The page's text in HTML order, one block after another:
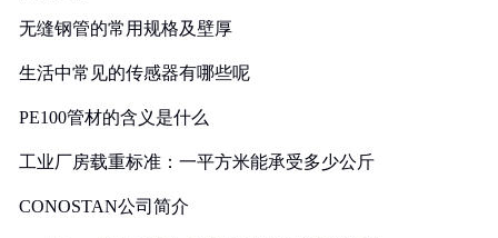
无缝钢管的常用规格及壁厚
生活中常见的传感器有哪些呢
PE100管材的含义是什么
工业厂房载重标准：一平方米能承受多少公斤
CONOSTAN公司简介